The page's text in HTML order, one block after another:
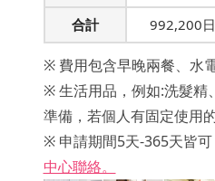
合計
992,200
※ 費用包含早晚兩餐、水
※ 生活用品，例如:洗髮精
準備，若個人有固定使用
※ 申請期間5天-365天皆
中心聯絡。